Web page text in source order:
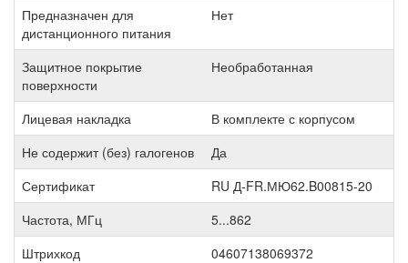
Предназначен для
дистанционного питания
Нет
Защитное покрытие
поверхности
Необработанная
Лицевая накладка
В комплекте с корпусом
Не содержит (без) галогенов
Да
Сертификат
RU Д-FR.МЮ62.B00815-20
Частота, МГц
5...862
Штрихкод
04607138069372